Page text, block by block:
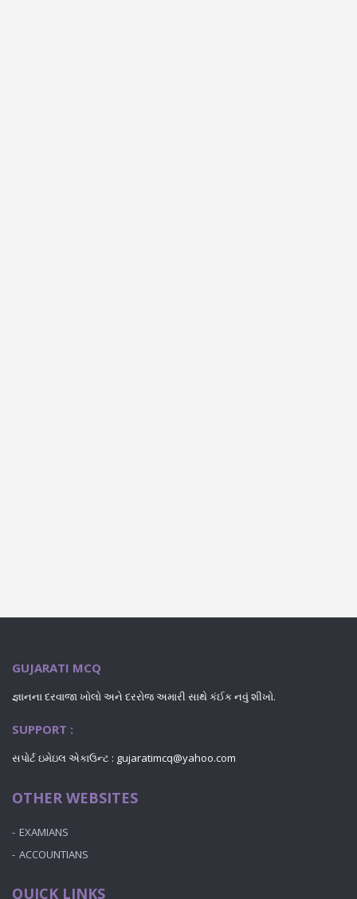
GUJARATI MCQ
જ્ઞાનના દરવાજા ખોલો અને દરરોજ અમારી સાથે કંઈક નવું શીખો.
SUPPORT :
સપોર્ટ ઇમેઇલ એકાઉન્ટ : gujaratimcq@yahoo.com
OTHER WEBSITES
EXAMIANS
ACCOUNTIANS
QUICK LINKS